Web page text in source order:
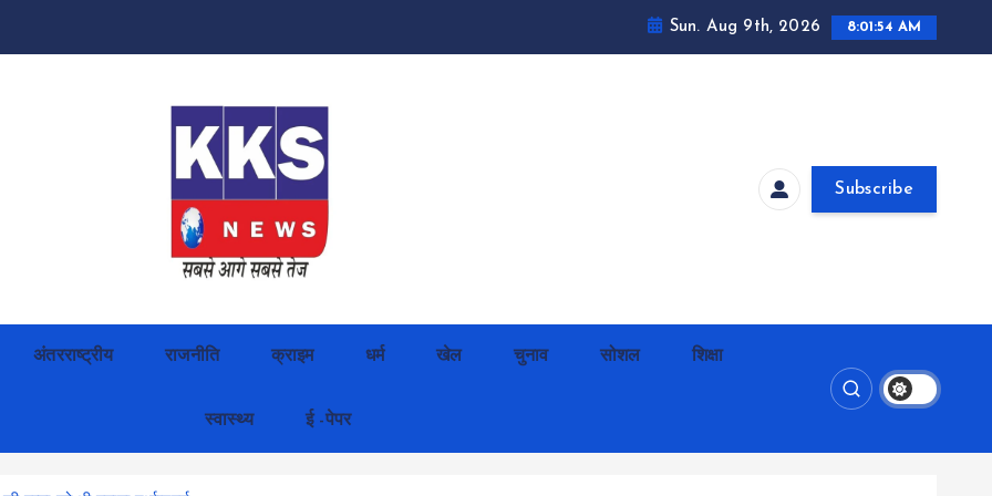
Sun. Aug 9th, 2026 8:01:54 AM
Subscribe
अंतरराष्ट्रीय राजनीति क्राइम धर्म खेल चुनाव सोशल शिक्षा
स्वास्थ्य ई -पेपर